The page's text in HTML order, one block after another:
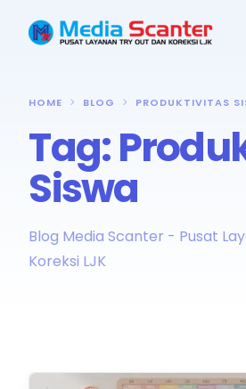
HOME BLOG PRODUKTIVITAS
Tag:
Siswa
Blog Media Scanter - Pusat
Koreksi LJK